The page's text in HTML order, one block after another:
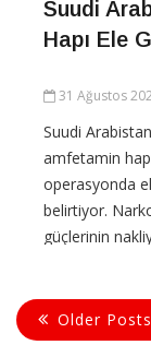
Suudi
Hapı Ele
31 Ağustos
Suudi
amfetamin
operasyonda
belirtiyor.
güçlerinin
Older Posts